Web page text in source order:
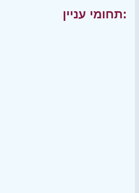
תחומי עניין: